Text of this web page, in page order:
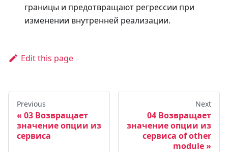
границы и предотвращают регрессии при
изменении внутренней реализации.
Edit this page
Previous
03 Возвращает
значение опции из
сервиса
Next
04 Возвращает
значение опции из
сервиса of other
module